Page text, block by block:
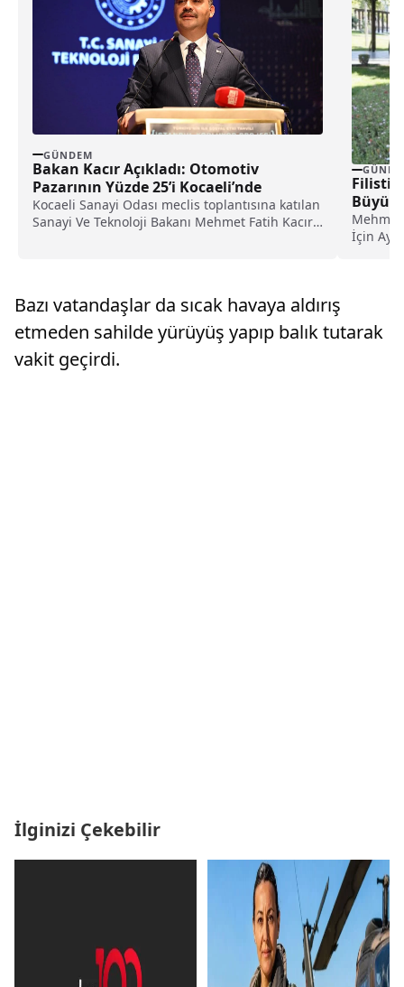
GÜNDEM
Bakan Kacır Açıkladı: Otomotiv
Pazarının Yüzde 25’i Kocaeli’nde
Kocaeli Sanayi Odası meclis toplantısına katılan
Sanayi Ve Teknoloji Bakanı Mehmet Fatih Kacır,
Filistin
Mehmet
İçin
Bazı vatandaşlar da sıcak havaya aldırış
etmeden sahilde yürüyüş yapıp balık tutarak
vakit geçirdi.
İlginizi Çekebilir